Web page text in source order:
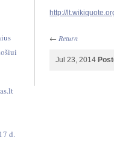
http://
← Return
Jul 23, 2014
d.